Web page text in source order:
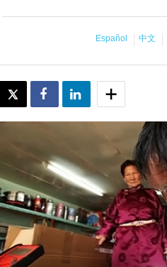
中文
Español
SHARE SHARE